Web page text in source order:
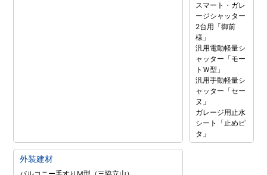
スマート・ガレ
ージシャッター
2台用「御前
様」
汎用電動軽量シ
ャッター「モー
トＷ型」
汎用手動軽量シ
ャッター「セー
ヌ」
ガレージ用止水
シート「止めピ
タ」
外装建材